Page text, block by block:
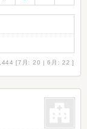
[7月: 20 | 6月: 22 ]